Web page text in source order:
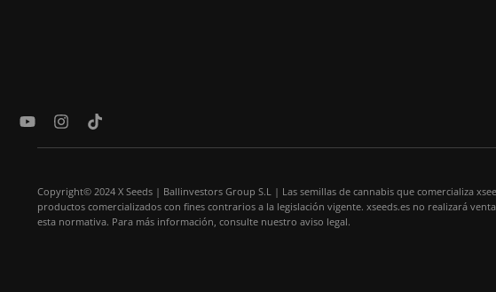
Y
I
s
a
g
r
T
k
o
k
Copyright© 2024 X Seeds | Ballinvestors Group S.L | Las semillas de cannabis que comercializa
productos comercializados con fines contrarios a la legislación vigente. xseeds.es no realizará
esta normativa. Para más información, consulte nuestro aviso legal.